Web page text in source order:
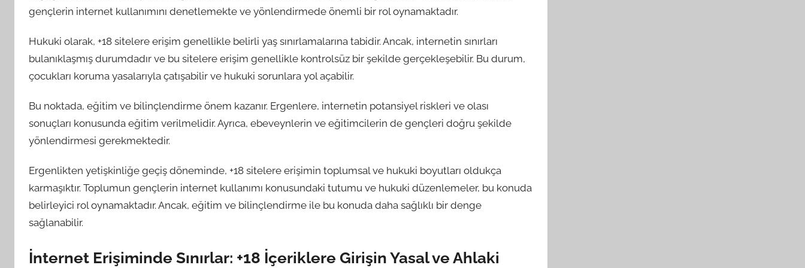
gençlerin internet kullanımını denetlemekte ve yönlendirmede önemli bir rol oynamaktadır.
Hukuki olarak, +18 sitelere erişim genellikle belirli yaş sınırlamalarına tabidir. Ancak, internetin sınırları
bulanıklaşmış durumdadır ve bu sitelere erişim genellikle kontrolsüz bir şekilde gerçekleşebilir. Bu durum,
çocukları koruma yasalarıyla çatışabilir ve hukuki sorunlara yol açabilir.
Bu noktada, eğitim ve bilinçlendirme önem kazanır. Ergenlere, internetin potansiyel riskleri ve olası
sonuçları konusunda eğitim verilmelidir. Ayrıca, ebeveynlerin ve eğitimcilerin de gençleri doğru şekilde
yönlendirmesi gerekmektedir.
Ergenlikten yetişkinliğe geçiş döneminde, +18 sitelere erişimin toplumsal ve hukuki boyutları oldukça
karmaşıktır. Toplumun gençlerin internet kullanımı konusundaki tutumu ve hukuki düzenlemeler, bu konuda
belirleyici rol oynamaktadır. Ancak, eğitim ve bilinçlendirme ile bu konuda daha sağlıklı bir denge
sağlanabilir.
İnternet Erişiminde Sınırlar: +18 İçeriklere Girişin Yasal ve Ahlaki